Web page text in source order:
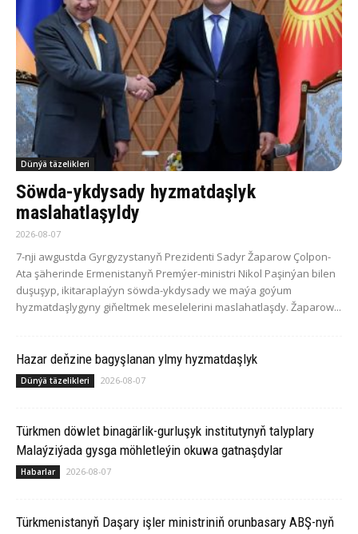
Dünýä täzelikleri
Söwda-ykdysady hyzmatdaşlyk
maslahatlaşyldy
2026-08-07
7-nji awgustda Gyrgyzystanyň Prezidenti Sadyr Žaparow Çolpon-
Ata şäherinde Ermenistanyň Premýer-ministri Nikol Paşinýan bilen
duşuşyp, ikitaraplaýyn söwda-ykdysady we maýa goýum
hyzmatdaşlygyny giňeltmek meselelerini maslahatlaşdy. Žaparow...
Hazar deňzine bagyşlanan ylmy hyzmatdaşlyk
Dünýä täzelikleri 2026-08-07
Türkmen döwlet binagärlik-gurluşyk institutynyň talyplary
Malaýziýada gysga möhletleýin okuwa gatnaşdylar
Habarlar 2026-08-07
Türkmenistanyň Daşary işler ministriniň orunbasary ABŞ-nyň